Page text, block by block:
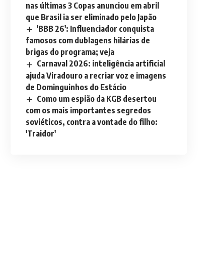
nas últimas 3 Copas anunciou em abril
que Brasil ia ser eliminado pelo Japão
'BBB 26': Influenciador conquista
famosos com dublagens hilárias de
brigas do programa; veja
Carnaval 2026: inteligência artificial
ajuda Viradouro a recriar voz e imagens
de Dominguinhos do Estácio
Como um espião da KGB desertou
com os mais importantes segredos
soviéticos, contra a vontade do filho:
'Traidor'